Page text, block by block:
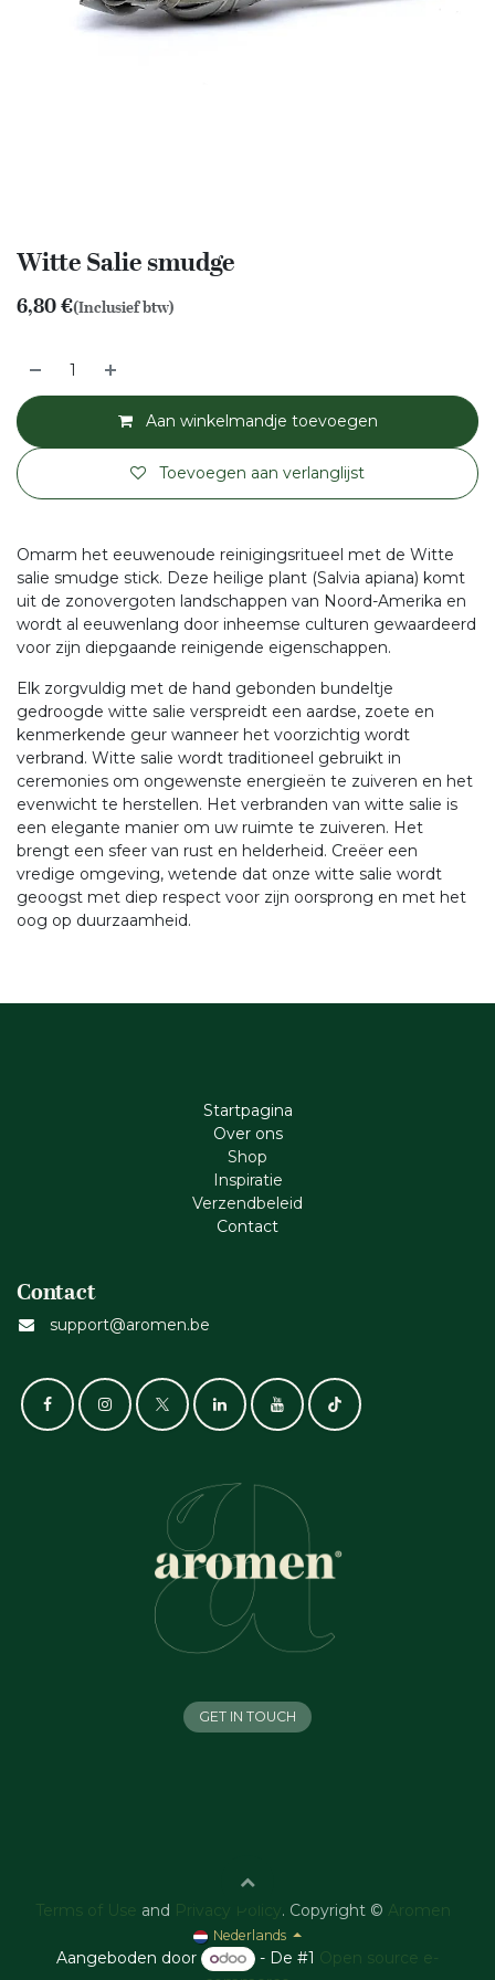
Witte Salie smudge
6,80€(Inclusief btw)
Aan winkelmandje toevoegen
Toevoegen aan verlanglijst
Omarm het eeuwenoude reinigingsritueel met de Witte
salie smudge stick. Deze heilige plant (Salvia apiana) komt
uit de zonovergoten landschappen van Noord-Amerika en
wordt al eeuwenlang door inheemse culturen gewaardeerd
voor zijn diepgaande reinigende eigenschappen.
Elk zorgvuldig met de hand gebonden bundeltje
gedroogde witte salie verspreidt een aardse, zoete en
kenmerkende geur wanneer het voorzichtig wordt
verbrand. Witte salie wordt traditioneel gebruikt in
ceremonies om ongewenste energieën te zuiveren en het
evenwicht te herstellen. Het verbranden van witte salie is
een elegante manier om uw ruimte te zuiveren. Het
brengt een sfeer van rust en helderheid. Creëer een
vredige omgeving, wetende dat onze witte salie wordt
geoogst met diep respect voor zijn oorsprong en met het
oog op duurzaamheid.
Startpagina
Ove​r​ ons
Shop
Inspiratie
Verzendbeleid
Cont​act
Contact
support@aromen.be
GET IN TOUCH
Terms of Use and Privacy Policy . Copyright © Aromen
Nederlands
Aangeboden door - De #1 Open source e-